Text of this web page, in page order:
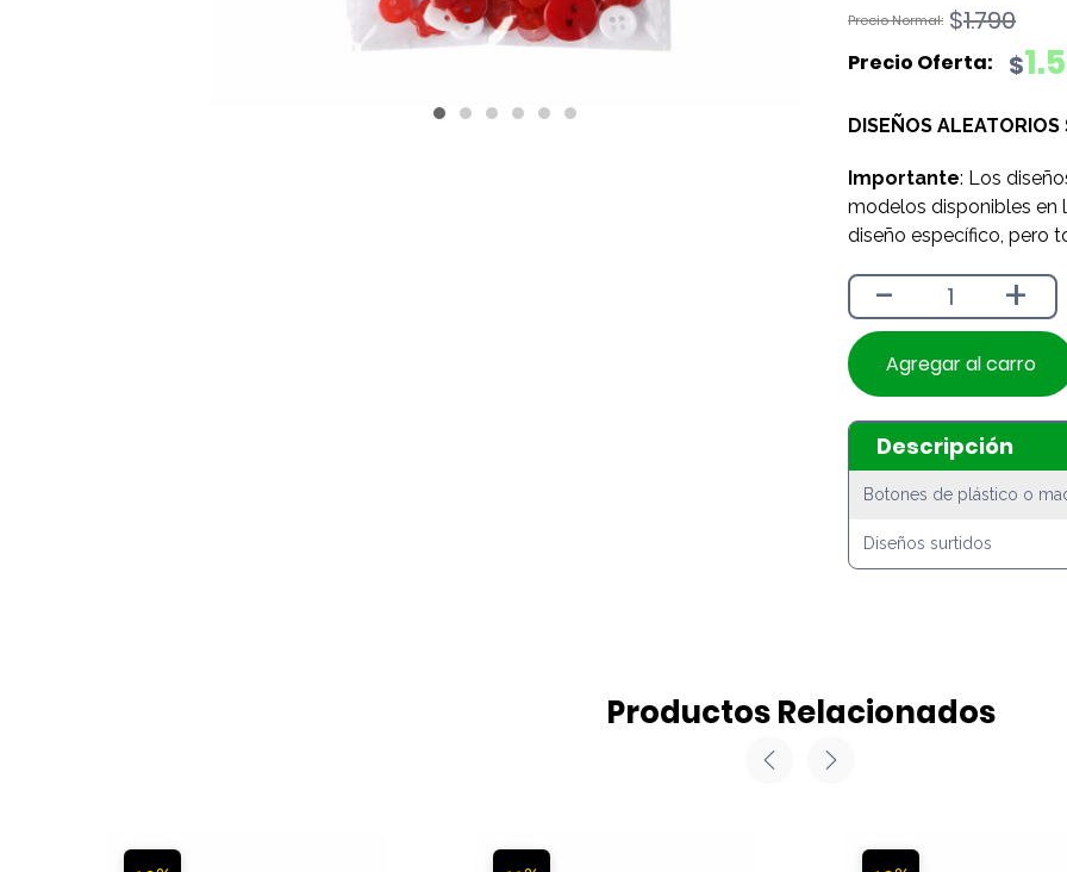
$1.790
El
original
$1.790.
$
El
actual
$1.590.
DISEÑOS
Importante: Los
modelos disponibles en
diseño específico, pero
- +
Agregar al carro
Descripción
Botones de plástico o
Diseños surtidos
Productos Relacionados